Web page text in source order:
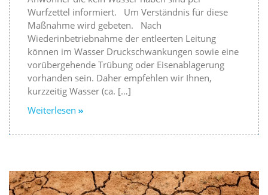
Wurfzettel informiert. Um Verständnis für diese
Maßnahme wird gebeten. Nach
Wiederinbetriebnahme der entleerten Leitung
können im Wasser Druckschwankungen sowie eine
vorübergehende Trübung oder Eisenablagerung
vorhanden sein. Daher empfehlen wir Ihnen,
kurzzeitig Wasser (ca. […]
Weiterlesen